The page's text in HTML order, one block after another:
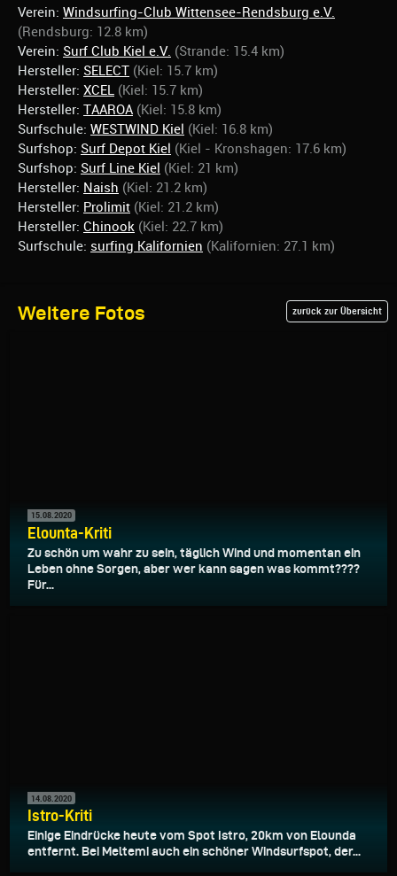
Verein: Windsurfing-Club Wittensee-Rendsburg e.V.
(Rendsburg: 12.8 km)
Verein: Surf Club Kiel e.V. (Strande: 15.4 km)
Hersteller: SELECT (Kiel: 15.7 km)
Hersteller: XCEL (Kiel: 15.7 km)
Hersteller: TAAROA (Kiel: 15.8 km)
Surfschule: WESTWIND Kiel (Kiel: 16.8 km)
Surfshop: Surf Depot Kiel (Kiel - Kronshagen: 17.6 km)
Surfshop: Surf Line Kiel (Kiel: 21 km)
Hersteller: Naish (Kiel: 21.2 km)
Hersteller: Prolimit (Kiel: 21.2 km)
Hersteller: Chinook (Kiel: 22.7 km)
Surfschule: surfing Kalifornien (Kalifornien: 27.1 km)
Weitere Fotos zurück zur Übersicht
15.08.2020
Elounta-Kriti
Zu schön um wahr zu sein, täglich Wind und momentan ein
Leben ohne Sorgen, aber wer kann sagen was kommt????
Für...
14.08.2020
Istro-Kriti
Einige Eindrücke heute vom Spot Istro, 20km von Elounda
entfernt. Bei Meltemi auch ein schöner Windsurfspot, der...